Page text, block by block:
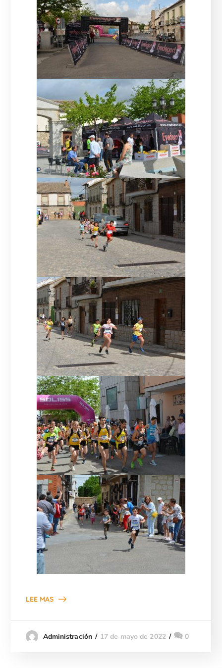
LEE MAS
Administración 17 de mayo de 2022 0